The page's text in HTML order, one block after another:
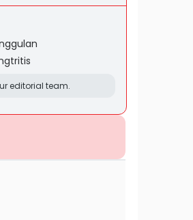
editorial team.